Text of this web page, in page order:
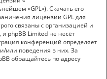
«GPL»). Скачать его
лицензии GPL для
связаны с организацией и
phpBB Limited не несёт
конференций определяет
или поведения в них. За
обращайтесь по адресу